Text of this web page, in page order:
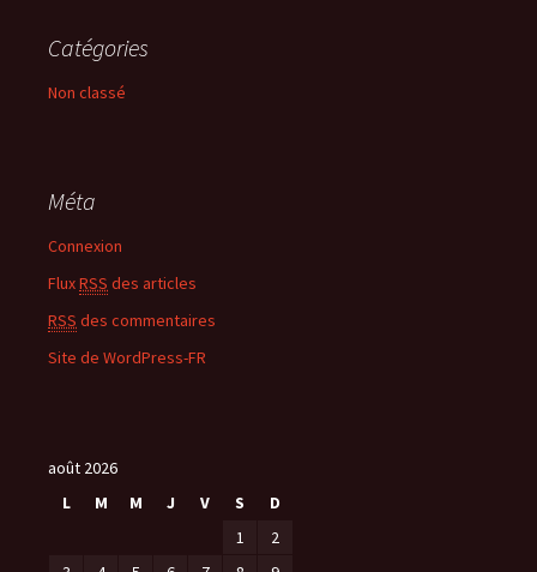
Catégories
Non classé
Méta
Connexion
FluxRSS des articles
RSS des commentaires
Site de WordPress-FR
août 2026
L
M M J V S
D
1
2